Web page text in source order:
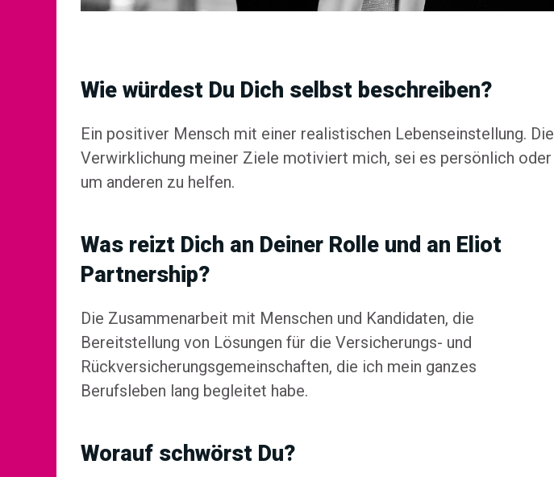
Wie würdest Du Dich selbst beschreiben?
Ein positiver Mensch mit einer realistischen Lebenseinstellung. Die
Verwirklichung meiner Ziele motiviert mich, sei es persönlich oder
um anderen zu helfen.
Was reizt Dich an Deiner Rolle und an Eliot
Partnership?
Die Zusammenarbeit mit Menschen und Kandidaten, die
Bereitstellung von Lösungen für die Versicherungs- und
Rückversicherungsgemeinschaften, die ich mein ganzes
Berufsleben lang begleitet habe.
Worauf schwörst Du?